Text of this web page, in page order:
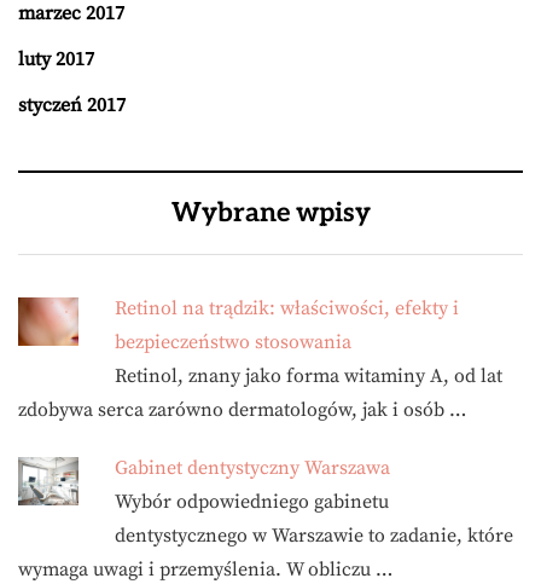
marzec 2017
luty 2017
styczeń 2017
Wybrane wpisy
Retinol na trądzik: właściwości, efekty i
bezpieczeństwo stosowania
Retinol, znany jako forma witaminy A, od lat
zdobywa serca zarówno dermatologów, jak i osób …
Gabinet dentystyczny Warszawa
Wybór odpowiedniego gabinetu
dentystycznego w Warszawie to zadanie, które
wymaga uwagi i przemyślenia. W obliczu …